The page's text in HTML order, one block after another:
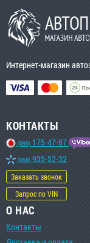
Интернет-магазин
КОНТАКТЫ
(099) 175-47-87
(068) 935-52-32
Заказать звонок
Запрос по VIN
О НАС
Контакты